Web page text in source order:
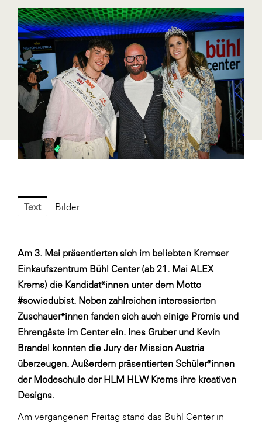
Bundesverband Sonnenschutztechnik
Cineplexx
Colmobil Austria
Controller Institut
Darbo
Designer Outlets Parndorf und Salzburg
DOMOFERM
FG UBIT Salzburg
Fressnapf
FRoSTA
FV Energierohstoff & Kraftstoff
Gardena
Gas Connect Austria
GBV - Verband gemeinnütziger
Bauvereinigungen
Getzner Werkstoffe
Heimat Österreich
Text Bilder
Am 3. Mai präsentierten sich im beliebten Kremser
Einkaufszentrum Bühl Center (ab 21. Mai ALEX
Krems) die Kandidat*innen unter dem Motto
#sowiedubist. Neben zahlreichen interessierten
Zuschauer*innen fanden sich auch einige Promis und
Ehrengäste im Center ein. Ines Gruber und Kevin
Brandel konnten die Jury der Mission Austria
überzeugen. Außerdem präsentierten Schüler*innen
der Modeschule der HLM HLW Krems ihre kreativen
Designs.
Am vergangenen Freitag stand das Bühl Center in